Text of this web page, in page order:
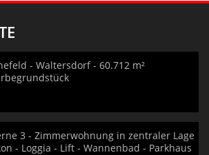
- Waltersdorf - 60.712 m²
3 - Zimmerwohnung in zentraler Lage
- Loggia - Lift - Wannenbad - Parkhaus